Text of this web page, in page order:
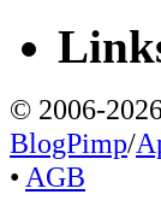
© 2006-
BlogPimp/
• AGB